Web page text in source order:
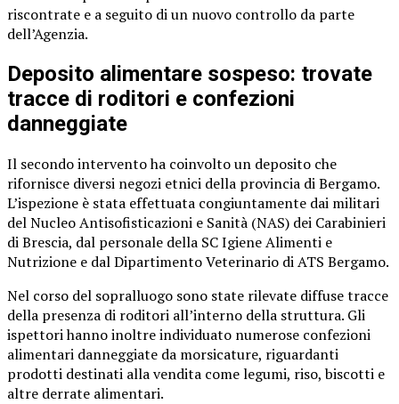
riscontrate e a seguito di un nuovo controllo da parte
dell’Agenzia.
Deposito alimentare sospeso: trovate
tracce di roditori e confezioni
danneggiate
Il secondo intervento ha coinvolto un deposito che
rifornisce diversi negozi etnici della provincia di Bergamo.
L’ispezione è stata effettuata congiuntamente dai militari
del Nucleo Antisofisticazioni e Sanità (NAS) dei Carabinieri
di Brescia, dal personale della SC Igiene Alimenti e
Nutrizione e dal Dipartimento Veterinario di ATS Bergamo.
Nel corso del sopralluogo sono state rilevate diffuse tracce
della presenza di roditori all’interno della struttura. Gli
ispettori hanno inoltre individuato numerose confezioni
alimentari danneggiate da morsicature, riguardanti
prodotti destinati alla vendita come legumi, riso, biscotti e
altre derrate alimentari.